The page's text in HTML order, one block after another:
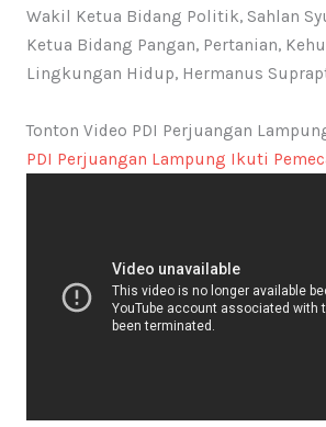
Wakil Ketua Bidang Politik, Sahlan
Ketua Bidang Pangan, Pertanian,
Lingkungan Hidup, Hermanus
Tonton Video PDI Perjuangan
PDI Perjuangan Lampung Ikuti